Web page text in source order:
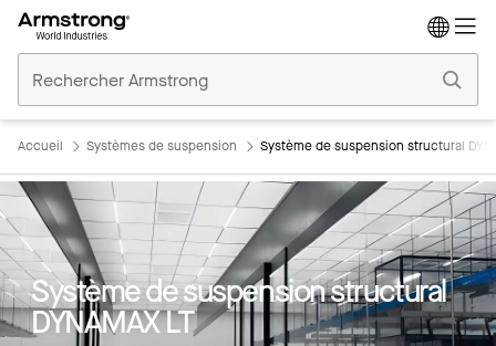
Plafonds
Commerciaux
Accueil Systèmes de suspension Système de suspension structural
Système de suspension structural
DYNAMAX LT
Principales caractéristiques